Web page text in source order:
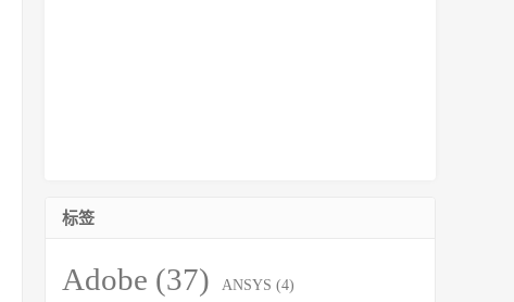
标签
Adobe (37) ANSYS (4)